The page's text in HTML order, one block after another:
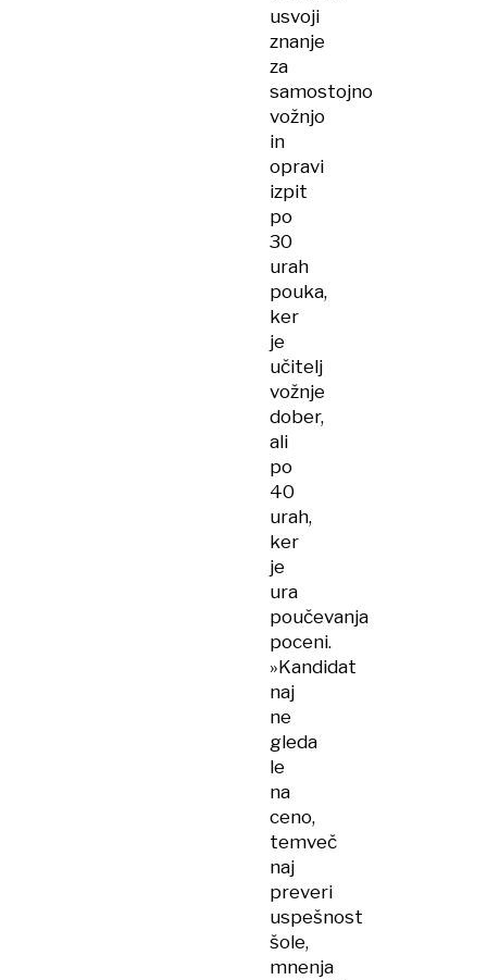
usvoji
znanje
za
samostojno
vožnjo
in
opravi
izpit
po
30
urah
pouka,
ker
je
učitelj
vožnje
dober,
ali
po
40
urah,
ker
je
ura
poučevanja
poceni.
»Kandidat
naj
ne
gleda
le
na
ceno,
temveč
naj
preveri
uspešnost
šole,
mnenja